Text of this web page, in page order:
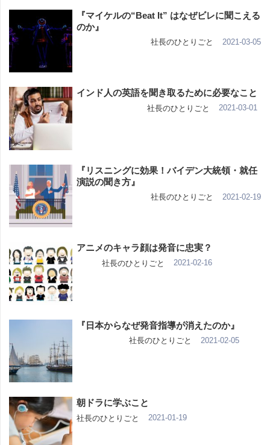
『マイケルの“Beat It” はなぜビレに聞こえる
のか』
社長のひとりごと 2021-03-05
インド人の英語を聞き取るために必要なこと
社長のひとりごと 2021-03-01
『リスニングに効果！バイデン大統領・就任
演説の聞き方』
社長のひとりごと 2021-02-19
アニメのキャラ顔は発音に忠実？
社長のひとりごと 2021-02-16
『日本からなぜ発音指導が消えたのか』
社長のひとりごと 2021-02-05
朝ドラに学ぶこと
社長のひとりごと 2021-01-19